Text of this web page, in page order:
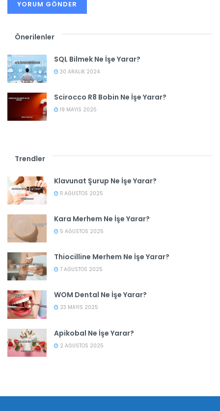
Önerilenler
SQL Bilmek Ne İşe Yarar?
30 ARALIK 2024
Scirocco R8 Bobin Ne İşe Yarar?
19 MAYIS 2025
Trendler
Klavunat Şurup Ne İşe Yarar?
11 AĞUSTOS 2025
Kara Merhem Ne İşe Yarar?
5 AĞUSTOS 2025
Thiocilline Merhem Ne İşe Yarar?
7 AĞUSTOS 2025
WOM Dental Ne İşe Yarar?
23 MAYIS 2025
Apikobal Ne İşe Yarar?
2 AĞUSTOS 2025